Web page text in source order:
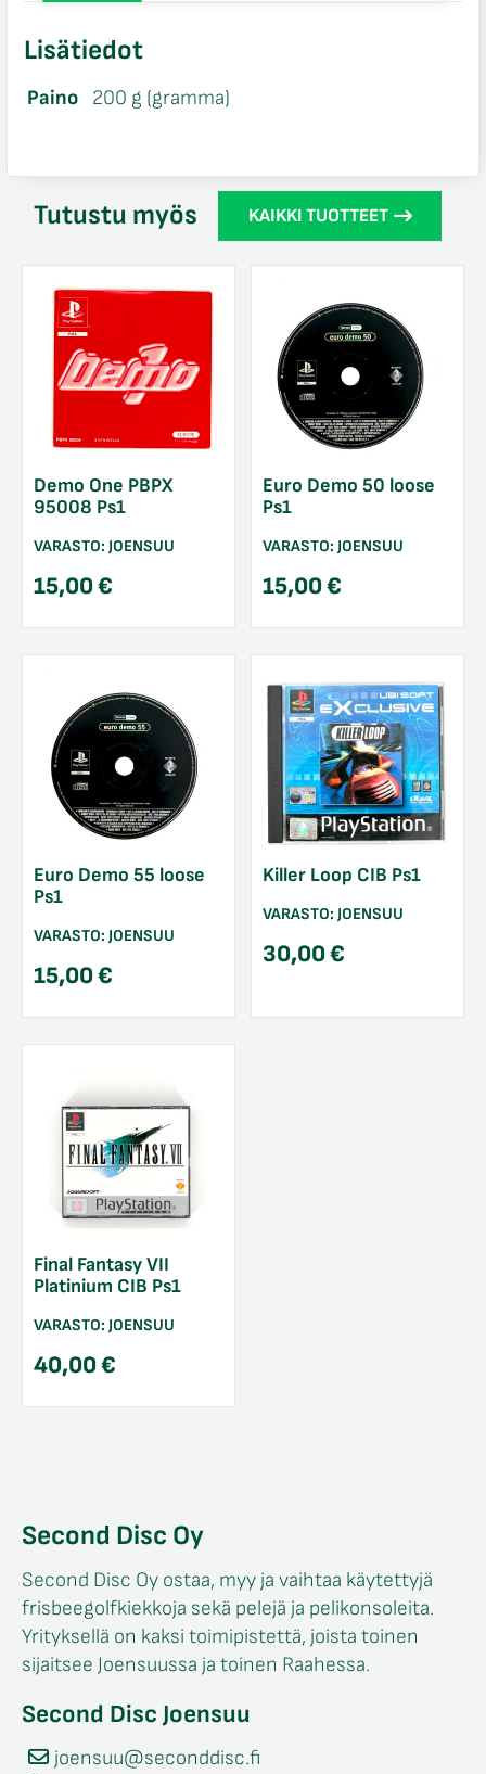
Lisätiedot
Paino 200 g (gramma)
Tutustu myös KAIKKI TUOTTEET
Demo One PBPX
95008 Ps1
VARASTO: JOENSUU
15,00€
Euro Demo 50 loose
Ps1
VARASTO: JOENSUU
15,00€
Euro Demo 55 loose
Ps1
VARASTO: JOENSUU
15,00€
Killer Loop CIB Ps1
VARASTO: JOENSUU
30,00€
Final Fantasy VII
Platinium CIB Ps1
VARASTO: JOENSUU
40,00€
Second Disc Oy
Second Disc Oy ostaa, myy ja vaihtaa käytettyjä
frisbeegolfkiekkoja sekä pelejä ja pelikonsoleita.
Yrityksellä on kaksi toimipistettä, joista toinen
sijaitsee Joensuussa ja toinen Raahessa.
Second Disc Joensuu
joensuu@seconddisc.fi